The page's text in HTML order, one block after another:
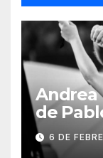
Andrea
de
6 DE